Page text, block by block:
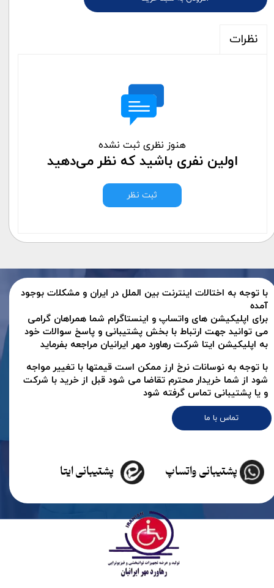
نظرات
هنوز نظری ثبت نشده
اولین نفری باشید که نظر می‌دهید
ثبت نظر
تماس با ما
با توجه به اختالات اینترنت بین الملل در ایران و مشکلات بوجود
آمده
برای اپلیکیشن های واتساپ و اینستاگرام شما همراهان گرامی
می توانید جهت ارتباط با بخش پشتیبانی و پاسخ سوالات خود
به اپلیکیشن ایتا شرکت رهاورد مهر ایرانیان مراجعه بفرماید
پشتیبانی ایتا پشتیبانی واتساپ
با توجه به نوسانات نرخ ارز ممکن است قیمتها با تغییر مواجه
شود از شما خریدار محترم تقاضا می شود قبل از خرید با شرکت
و یا پشتیبانی تماس گرفته شود